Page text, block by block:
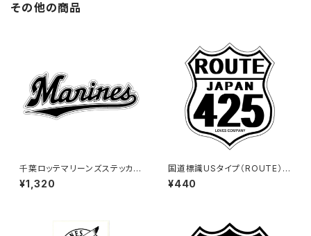
その他の商品
千葉ロッテマリーンズステッカー
16（特大）
¥1,320
国道標識USタイプ（ROUTE）ス
テッカー 425号線（ホワイト）
¥440